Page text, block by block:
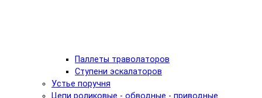
Паллеты траволаторов
Ступени эскалаторов
Устье поручня
Цепи роликовые - обводные - приводные